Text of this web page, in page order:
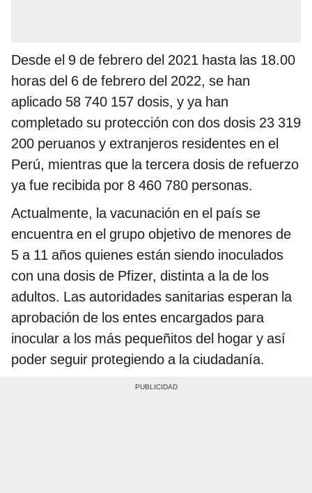
Desde el 9 de febrero del 2021 hasta las 18.00
horas del 6 de febrero del 2022, se han
aplicado 58 740 157 dosis, y ya han
completado su protección con dos dosis 23 319
200 peruanos y extranjeros residentes en el
Perú, mientras que la tercera dosis de refuerzo
ya fue recibida por 8 460 780 personas.
Actualmente, la vacunación en el país se
encuentra en el grupo objetivo de menores de
5 a 11 años quienes están siendo inoculados
con una dosis de Pfizer, distinta a la de los
adultos. Las autoridades sanitarias esperan la
aprobación de los entes encargados para
inocular a los más pequeñitos del hogar y así
poder seguir protegiendo a la ciudadanía.